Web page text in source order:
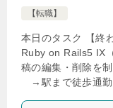
【転職】
本日のタスク 【終
Ruby on Rails5 IX
稿の編集・削除を
→駅まで徒歩通